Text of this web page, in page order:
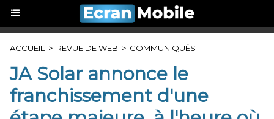
ACCUEIL > REVUE DE WEB > COMMUNIQUÉS
JA Solar annonce le
franchissement d'une